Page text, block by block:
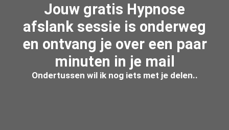
Jouw gratis Hypnose
afslank sessie is onderweg
en ontvang je over een paar
minuten in je mail
Ondertussen wil ik nog iets met je delen..